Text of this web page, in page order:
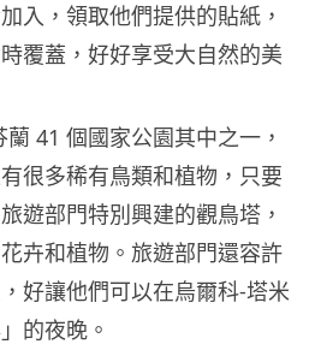
入，領取他們提供的貼紙，
覆蓋，好好享受大自然的美
41 個國家公園其中之一，
很多稀有鳥類和植物，只要
遊部門特別興建的觀鳥塔，
卉和植物。旅遊部門還容許
好讓他們可以在烏爾科-塔米
的夜晚。